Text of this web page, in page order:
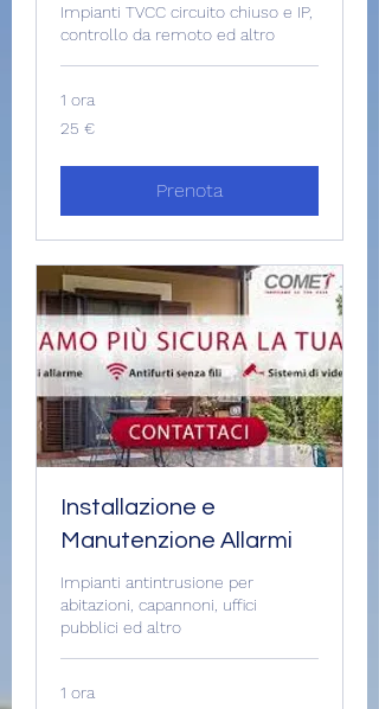
Impianti TVCC circuito chiuso e IP,
controllo da remoto ed altro
1 ora
euro
25 €
Prenota
Installazione e
Manutenzione Allarmi
Impianti antintrusione per
abitazioni, capannoni, uffici
pubblici ed altro
1 ora